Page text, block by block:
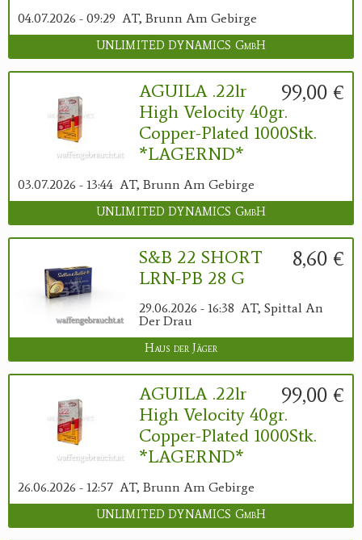
04.07.2026 - 09:29 AT, Brunn Am Gebirge
UNLIMITED DYNAMICS GmbH
99,00 €
AGUILA .22lr
High Velocity 40gr.
Copper-Plated 1000Stk.
*LAGERND*
03.07.2026 - 13:44 AT, Brunn Am Gebirge
UNLIMITED DYNAMICS GmbH
8,60 €
S&B 22 SHORT
LRN-PB 28 G
29.06.2026 - 16:38 AT, Spittal An
Der Drau
Haus der Jäger
99,00 €
AGUILA .22lr
High Velocity 40gr.
Copper-Plated 1000Stk.
*LAGERND*
26.06.2026 - 12:57 AT, Brunn Am Gebirge
UNLIMITED DYNAMICS GmbH